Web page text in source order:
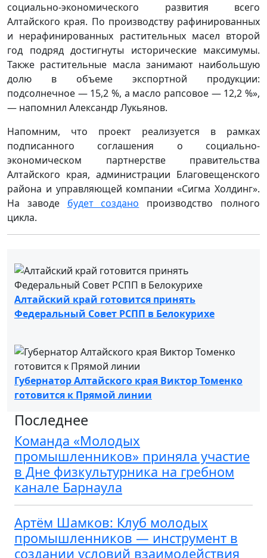
социально-экономического развития всего
Алтайского края. По производству рафинированных
и нерафинированных растительных масел второй
год подряд достигнуты исторические максимумы.
Также растительные масла занимают наибольшую
долю в объеме экспортной продукции:
подсолнечное — 15,2 %, а масло рапсовое — 12,2 %»,
— напомнил Александр Лукьянов.
Напомним, что проект реализуется в рамках
подписанного соглашения о социально-
экономическом партнерстве правительства
Алтайского края, администрации Благовещенского
района и управляющей компании «Сигма Холдинг».
На заводе будет создано производство полного
цикла.
Алтайский край готовится принять
Федеральный Совет РСПП в Белокурихе
Губернатор Алтайского края Виктор Томенко
готовится к Прямой линии
Последнее
Команда «Молодых
промышленников» приняла участие
в Дне физкультурника на гребном
канале Барнаула
Артём Шамков: Клуб молодых
промышленников — инструмент в
создании условий взаимодействия